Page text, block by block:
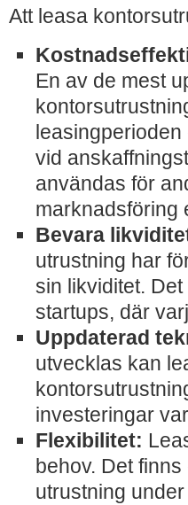
Att leasa
En av de mest
vid
användas för
marknadsföring
Bevara
utrustning har
sin likviditet.
startups, där
Uppdaterad
utvecklas kan
investeringar
Flexibilitet:
behov. Det
utrustning